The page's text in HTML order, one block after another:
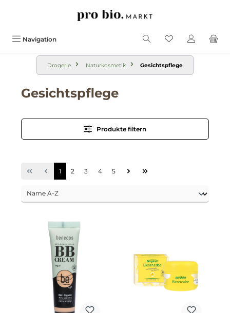
Navigation
Drogerie Naturkosmetik Gesichtspflege
Gesichtspflege
Produkte filtern
1 2 3 4 5